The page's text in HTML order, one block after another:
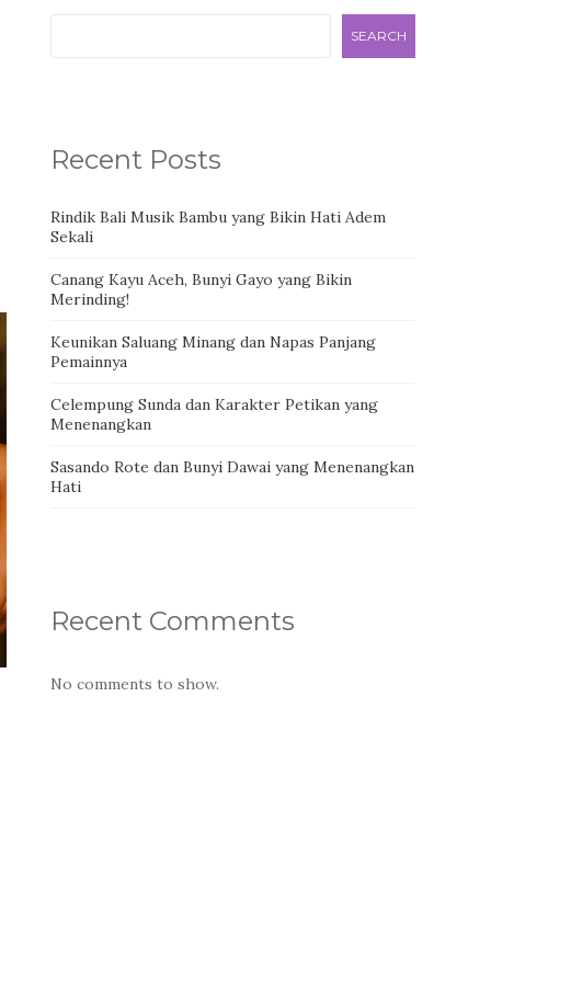
SEARCH
Recent Posts
Rindik Bali Musik Bambu yang Bikin Hati Adem
Sekali
Canang Kayu Aceh, Bunyi Gayo yang Bikin
Merinding!
Keunikan Saluang Minang dan Napas Panjang
Pemainnya
Celempung Sunda dan Karakter Petikan yang
Menenangkan
Sasando Rote dan Bunyi Dawai yang Menenangkan
Hati
Recent Comments
No comments to show.